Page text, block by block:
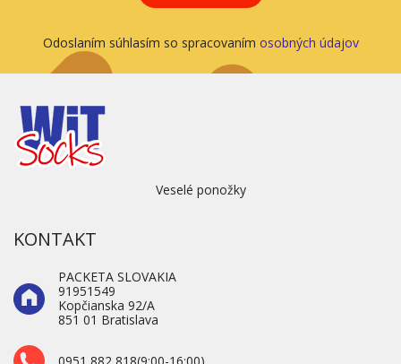
Odoslaním súhlasím so spracovaním osobných údajov
Veselé ponožky
KONTAKT
PACKETA SLOVAKIA
91951549
Kopčianska 92/A
851 01 Bratislava